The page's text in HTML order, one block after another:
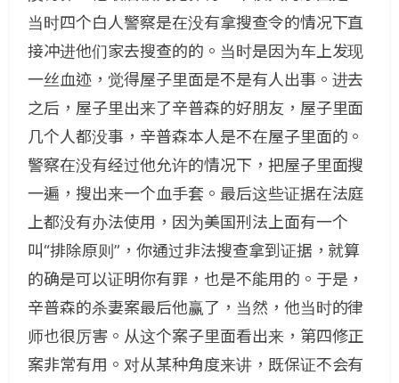
当时四个白人警察是在没有拿搜查令的情况下直
接冲进他们家去搜查的的。当时是因为车上发现
一丝血迹，觉得屋子里面是不是有人出事。进去
之后，屋子里出来了辛普森的好朋友，屋子里面
几个人都没事，辛普森本人是不在屋子里面的。
警察在没有经过他允许的情况下，把屋子里面搜
一遍，搜出来一个血手套。最后这些证据在法庭
上都没有办法使用，因为美国刑法上面有一个
叫“排除原则”，你通过非法搜查拿到证据，就算
的确是可以证明你有罪，也是不能用的。于是，
辛普森的杀妻案最后他赢了，当然，他当时的律
师也很厉害。从这个案子里面看出来，第四修正
案非常有用。对从某种角度来讲，既保证不会有